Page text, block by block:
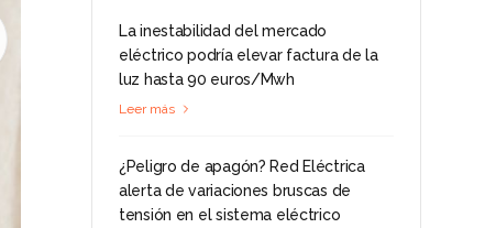
La inestabilidad del mercado
eléctrico podría elevar factura de la
luz hasta 90 euros/Mwh
Leer más
¿Peligro de apagón? Red Eléctrica
alerta de variaciones bruscas de
tensión en el sistema eléctrico